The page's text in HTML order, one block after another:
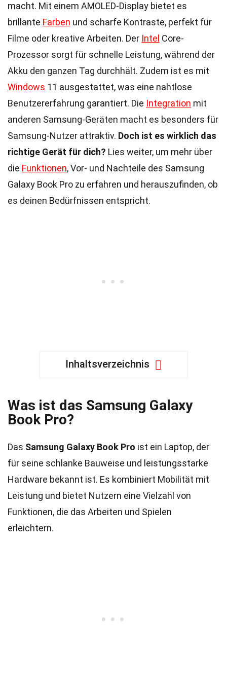
macht. Mit einem AMOLED-Display bietet es
brillante Farben und scharfe Kontraste, perfekt für
Filme oder kreative Arbeiten. Der Intel Core-
Prozessor sorgt für schnelle Leistung, während der
Akku den ganzen Tag durchhält. Zudem ist es mit
Windows 11 ausgestattet, was eine nahtlose
Benutzererfahrung garantiert. Die Integration mit
anderen Samsung-Geräten macht es besonders für
Samsung-Nutzer attraktiv. Doch ist es wirklich das
richtige Gerät für dich? Lies weiter, um mehr über
die Funktionen, Vor- und Nachteile des Samsung
Galaxy Book Pro zu erfahren und herauszufinden, ob
es deinen Bedürfnissen entspricht.
Inhaltsverzeichnis
Was ist das Samsung Galaxy
Book Pro?
Das Samsung Galaxy Book Pro ist ein Laptop, der
für seine schlanke Bauweise und leistungsstarke
Hardware bekannt ist. Es kombiniert Mobilität mit
Leistung und bietet Nutzern eine Vielzahl von
Funktionen, die das Arbeiten und Spielen
erleichtern.